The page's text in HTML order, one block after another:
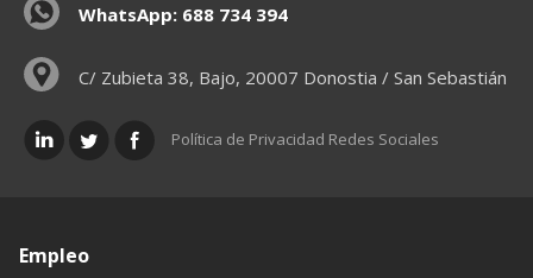
WhatsApp: 688 734 394
C/ Zubieta 38, Bajo, 20007 Donostia / San Sebastián
Política de Privacidad Redes Sociales
Empleo